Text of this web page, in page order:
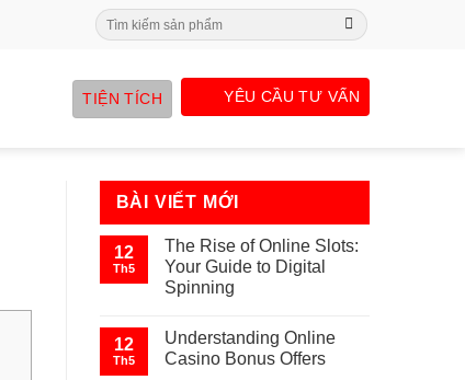
Search
for:
TIỆN TÍCH YÊU CẦU TƯ VẤN
BÀI VIẾT MỚI
12
Th5
The Rise of Online Slots:
Your Guide to Digital
Spinning
12
Th5
Understanding Online
Casino Bonus Offers